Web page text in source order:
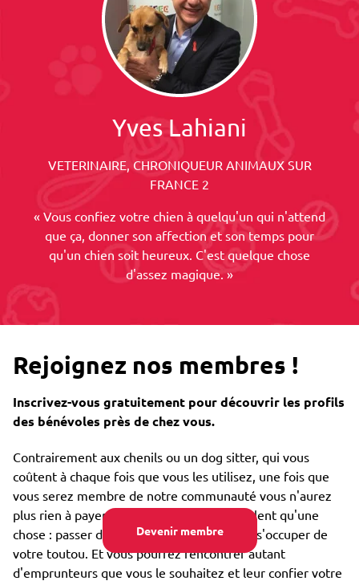
Devenir membre
Yves Lahiani
VETERINAIRE, CHRONIQUEUR ANIMAUX SUR
FRANCE 2
« Vous confiez votre chien à quelqu'un qui n'attend
que ça, donner son affection et son temps pour
qu'un chien soit heureux. C'est quelque chose
d'assez magique. »
Rejoignez nos membres !
Inscrivez-vous gratuitement pour découvrir les profils
des bénévoles près de chez vous.
Contrairement aux chenils ou un dog sitter, qui vous
coûtent à chaque fois que vous les utilisez, une fois que
vous serez membre de notre communauté vous n'aurez
plus rien à payer. Nos emprunteurs ne veulent qu'une
chose : passer des moments merveilleux à s'occuper de
votre toutou. Et vous pourrez rencontrer autant
d'emprunteurs que vous le souhaitez et leur confier votre